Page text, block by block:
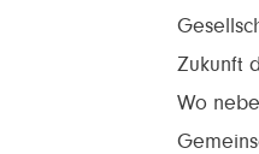
Zukunft
Wo